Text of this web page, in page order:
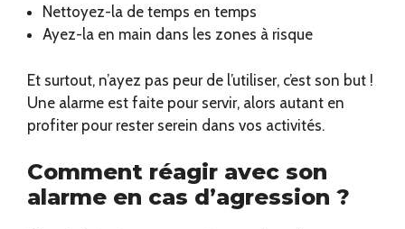
Nettoyez-la de temps en temps
Ayez-la en main dans les zones à risque
Et surtout, n’ayez pas peur de l’utiliser, c’est son but !
Une alarme est faite pour servir, alors autant en
profiter pour rester serein dans vos activités.
Comment réagir avec son
alarme en cas d’agression ?